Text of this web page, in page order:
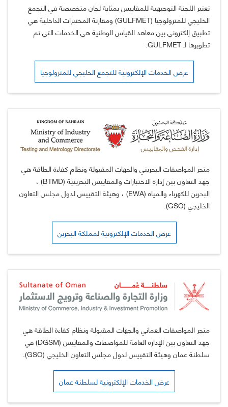
تعتبر اللجنة التوجيهية للمقاييس بمثابة لجان متخصصة في التجمع
الخليجي للمترولوجيا (GULFMET) ومقارنة المختبرات الداخلية هي
تطبيق إلكتروني بين معاهد القياس الوطنية هي الخدمات التي تم
تطويرها لـ GULFMET.
عرض الخدمات الإلكترونية للتجمع الخليجي للمترولوجيا
متجر المواصفات البحريني والجهات المقبولة ونظام كفاءة الطاقة هي
جهد التعاون بين إدارة الاختبارات والمقاييس البحرينية (BTMD) ،
البحرين للكهرباء والمياه (EWA) ، وهيئة التقييس لدول مجلس التعاون
الخليجي (GSO).
عرض الخدمات الإلكترونية لمملكة البحرين
متجر المواصفات العماني والجهات المقبولة ونظام كفاءة الطاقة هي
جهد التعاون بين الإدارة العامة للمواصفات والمقاييس (DGSM) في
سلطنة عمان وهيئة التقييس لدول مجلس التعاون الخليجي (GSO).
عرض الخدمات الإلكترونية لسلطنة عمان